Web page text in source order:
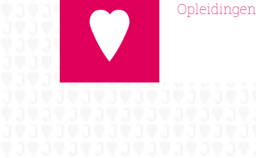
Opleidingen